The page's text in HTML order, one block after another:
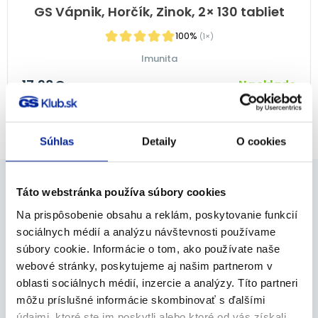
Súhlas Detaily O cookies
Táto webstránka používa súbory cookies
Na prispôsobenie obsahu a reklám, poskytovanie funkcií
sociálnych médií a analýzu návštevnosti používame
súbory cookie. Informácie o tom, ako používate naše
webové stránky, poskytujeme aj našim partnerom v
oblasti sociálnych médií, inzercie a analýzy. Títo partneri
môžu príslušné informácie skombinovať s ďalšími
GS Vápnik, Horčík, Zinok, 2× 130 tabliet
100% (1×)
Imunita
17,98 € Na sklade
Dokážeme Vám pomôcť aj v
ďalších oblastiach
Kĺby Imunita